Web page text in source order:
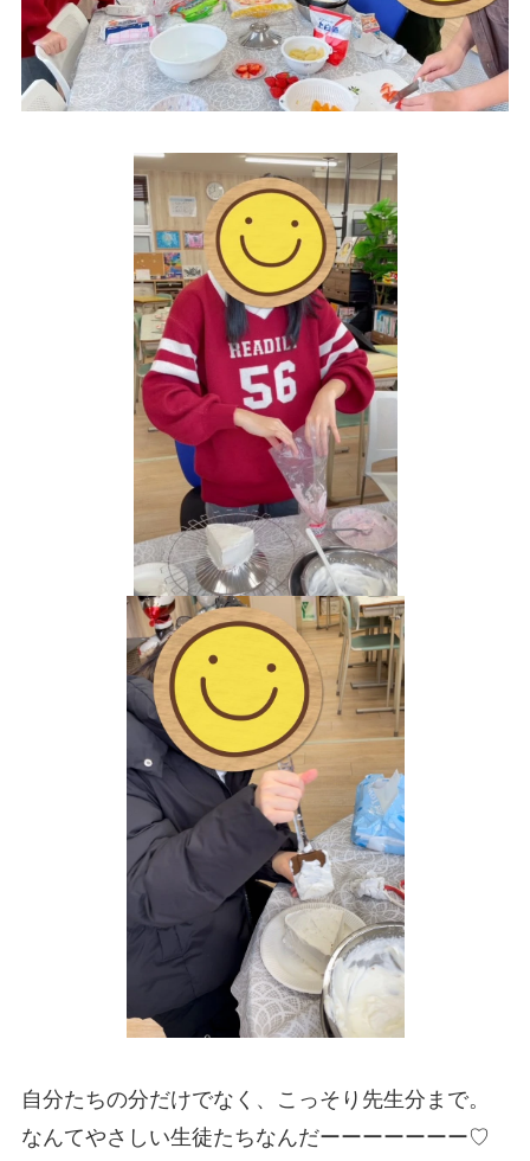
自分たちの分だけでなく、こっそり先生分まで。
なんてやさしい生徒たちなんだーーーーーーー♡